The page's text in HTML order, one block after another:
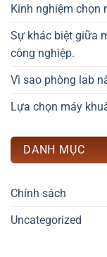
Kinh nghiệm chọn
Sự khác biệt giữa
công nghiệp.
Vì sao phòng lab
Lựa chọn máy
DANH MỤC
Chính sách
Uncategorized